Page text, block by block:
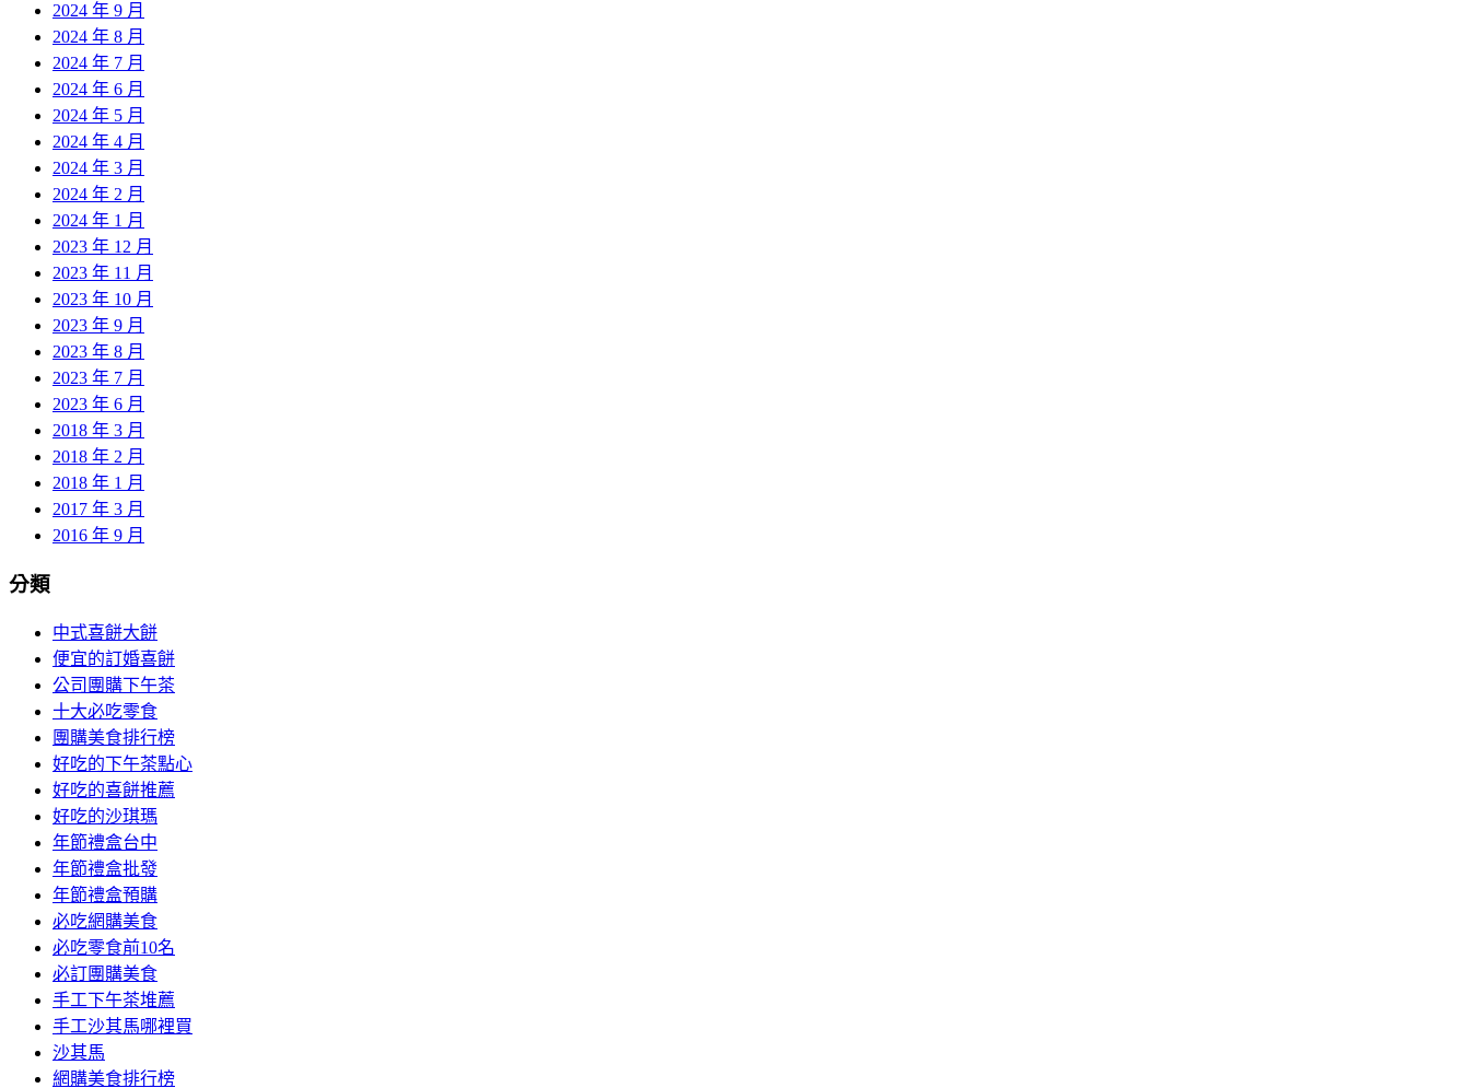
2024 年 9 月
2024 年 8 月
2024 年 7 月
2024 年 6 月
2024 年 5 月
2024 年 4 月
2024 年 3 月
2024 年 2 月
2024 年 1 月
2023 年 12 月
2023 年 11 月
2023 年 10 月
2023 年 9 月
2023 年 8 月
2023 年 7 月
2023 年 6 月
2018 年 3 月
2018 年 2 月
2018 年 1 月
2017 年 3 月
2016 年 9 月
分類
中式喜餅大餅
便宜的訂婚喜餅
公司團購下午茶
十大必吃零食
團購美食排行榜
好吃的下午茶點心
好吃的喜餅推薦
好吃的沙琪瑪
年節禮盒台中
年節禮盒批發
年節禮盒預購
必吃網購美食
必吃零食前10名
必訂團購美食
手工下午茶堆薦
手工沙其馬哪裡買
沙其馬
網購美食排行榜